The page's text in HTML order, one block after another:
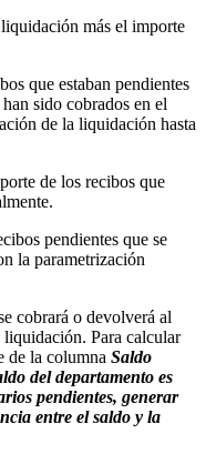
más el importe
que estaban pendientes
sido cobrados en el
de la liquidación hasta
de los recibos que
pendientes que se
la parametrización
cobrará o devolverá al
Para calcular
de la columna Saldo
del departamento es
pendientes, generar
entre el saldo y la